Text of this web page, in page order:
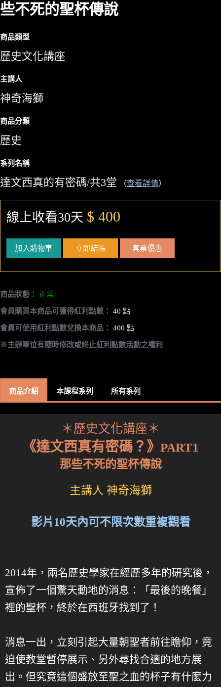
些不死的聖杯傳說
商品類型
歷史文化講座
主講人
神奇海獅
商品分類
歷史
系列名稱
達文西真的有密碼/共3堂 （查看詳情）
線上收看30天 $ 400
加入購物車 立即結帳 套票優惠
商品狀態： 正常
會員購買本商品可獲得紅利點數： 40 點
會員可使用紅利點數兌換本商品： 400 點
※主辦單位有隨時修改或終止紅利點數活動之權利
商品介紹 本課程系列 所有系列
＊歷史文化講座＊
《達文西真有密碼？》 PART1
那些不死的聖杯傳說
主講人 神奇海獅
影片10天內可不限次數重複觀看
2014年，兩名歷史學家在經歷多年的研究後，
宣佈了一個驚天動地的消息：「最後的晚餐」
裡的聖杯，終於在西班牙找到了！
消息一出，立刻引起大量朝聖者前往瞻仰，竟
迫使教堂暫停展示、另外尋找合適的地方展
出。但究竟這個盛放至聖之血的杯子有什麼力